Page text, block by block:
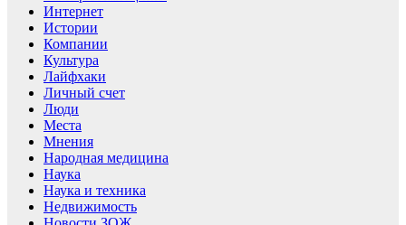
Интернет
Истории
Компании
Культура
Лайфхаки
Личный счет
Люди
Места
Мнения
Народная медицина
Наука
Наука и техника
Недвижимость